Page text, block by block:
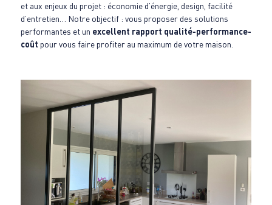
et aux enjeux du projet : économie d’énergie, design, facilité
d’entretien… Notre objectif : vous proposer des solutions
performantes et un excellent rapport qualité-performance-
coût pour vous faire profiter au maximum de votre maison.